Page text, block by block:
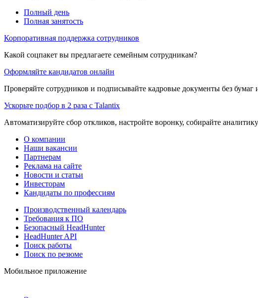
Полный день
Полная занятость
Корпоративная поддержка сотрудников
Какой соцпакет вы предлагаете семейным сотрудникам?
Оформляйте кандидатов онлайн
Проверяйте сотрудников и подписывайте кадровые документы без бумаг
Ускорьте подбор в 2 раза с Talantix
Автоматизируйте сбор откликов, настройте воронку, собирайте
О компании
Наши вакансии
Партнерам
Реклама на сайте
Новости и статьи
Инвесторам
Кандидаты по профессиям
Производственный календарь
Требования к ПО
Безопасный HeadHunter
HeadHunter API
Поиск работы
Поиск по резюме
Мобильное приложение